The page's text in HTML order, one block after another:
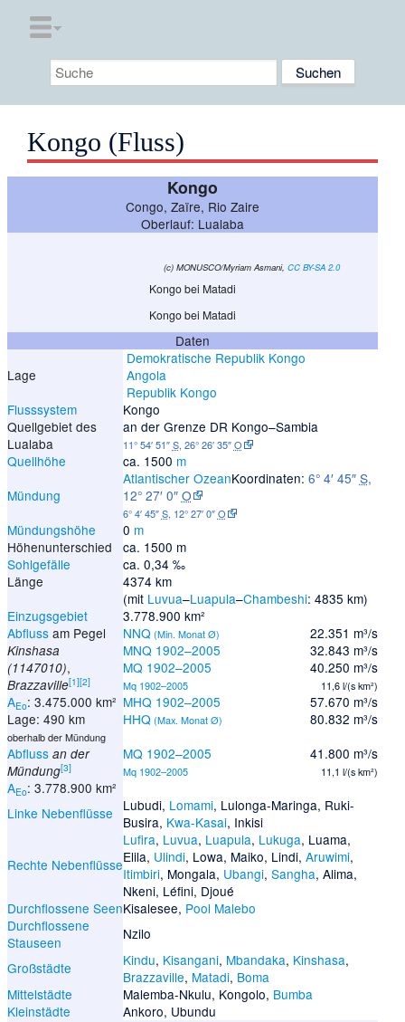
Kongo (Fluss)
Kongo
Congo, Zaïre, Rio Zaire
Oberlauf: Lualaba
(c) MONUSCO/Myriam Asmani, CC BY-SA 2.0
Kongo bei Matadi
Kongo bei Matadi
Daten
Lage
Demokratische Republik Kongo
Angola
Republik Kongo
Flusssystem
Kongo
Quellgebiet des
Lualaba
an der Grenze DR Kongo–Sambia
11° 54′ 51″S, 26° 26′ 35″O
Quellhöhe ca. 1500 m
Mündung
Atlantischer OzeanKoordinaten: 6° 4′ 45″ S,
12° 27′ 0″ O
6° 4′ 45″S, 12° 27′ 0″O
Mündungshöhe 0 m
Höhenunterschied
ca. 1500 m
Sohlgefälle
ca. 0,34 ‰
Länge
4374 km
(mit Luvua–Luapula–Chambeshi: 4835 km)
Einzugsgebiet
3.778.900 km²
Abflussam Pegel
Kinshasa
(1147010),
Brazzaville[1][2]
AEo: 3.475.000 km²
Lage: 490 km
oberhalb der Mündung
NNQ (Min. Monat Ø)
MNQ 1902–2005
MQ 1902–2005
Mq 1902–2005
MHQ 1902–2005
HHQ (Max. Monat Ø)
22.351 m³/s
32.843 m³/s
40.250 m³/s
11,6 l/(s km²)
57.670 m³/s
80.832 m³/s
Abflussan der
Mündung[3]
AEo: 3.778.900 km²
MQ 1902–2005
Mq 1902–2005
41.800 m³/s
11,1 l/(s km²)
Linke Nebenflüsse Lubudi, Lomami, Lulonga-Maringa, Ruki-
Busira, Kwa-Kasai, Inkisi
Rechte Nebenflüsse
Lufira, Luvua, Luapula, Lukuga, Luama,
Elila, Ulindi, Lowa, Maiko, Lindi, Aruwimi,
Itimbiri, Mongala, Ubangi, Sangha, Alima,
Nkeni, Léfini, Djoué
Durchflossene SeenKisalesee, Pool Malebo
Durchflossene
Stauseen
Nzilo
Großstädte
Kindu, Kisangani, Mbandaka, Kinshasa,
Brazzaville, Matadi, Boma
Mittelstädte
Malemba-Nkulu, Kongolo, Bumba
Kleinstädte
Ankoro, Ubundu